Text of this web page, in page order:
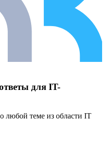
для IT-
любой теме из области IT